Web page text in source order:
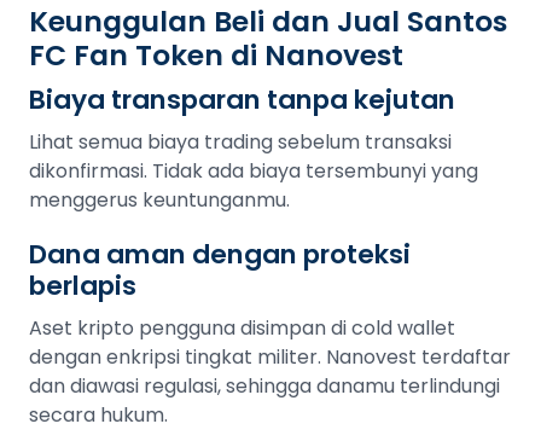
Keunggulan Beli dan Jual Santos
FC Fan Token di Nanovest
Biaya transparan tanpa kejutan
Lihat semua biaya trading sebelum transaksi
dikonfirmasi. Tidak ada biaya tersembunyi yang
menggerus keuntunganmu.
Dana aman dengan proteksi
berlapis
Aset kripto pengguna disimpan di cold wallet
dengan enkripsi tingkat militer. Nanovest terdaftar
dan diawasi regulasi, sehingga danamu terlindungi
secara hukum.